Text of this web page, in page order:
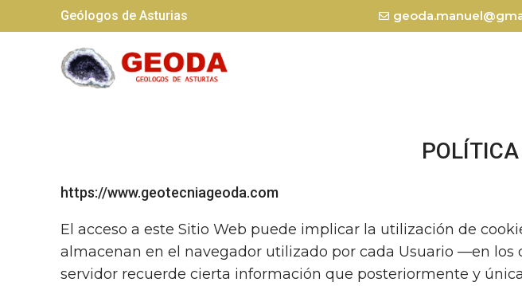
Geólogos de Asturias
https://www.geotecniageoda.com
El acceso a este Sitio Web puede implicar la utilización de
almacenan en el navegador utilizado por cada Usuario —en
servidor recuerde cierta información que posteriormente y